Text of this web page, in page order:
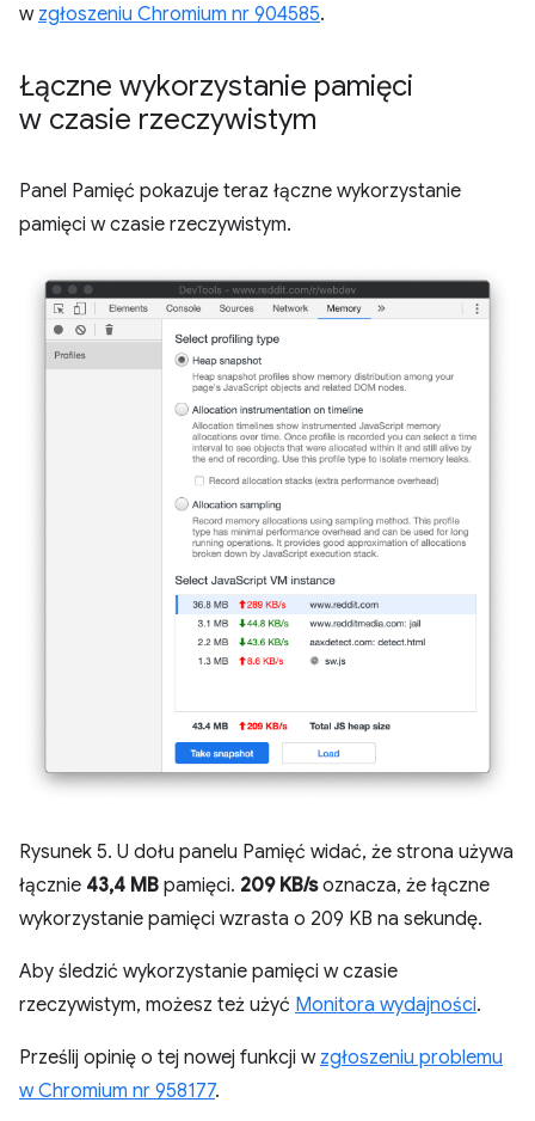
w zgłoszeniu Chromium nr 904585.
Łączne wykorzystanie pamięci
w czasie rzeczywistym
Panel Pamięć pokazuje teraz łączne wykorzystanie
pamięci w czasie rzeczywistym.
Rysunek 5. U dołu panelu Pamięć widać, że strona używa
łącznie 43,4 MB pamięci. 209 KB/soznacza, że łączne
wykorzystanie pamięci wzrasta o 209 KB na sekundę.
Aby śledzić wykorzystanie pamięci w czasie
rzeczywistym, możesz też użyć Monitora wydajności.
Prześlij opinię o tej nowej funkcji w zgłoszeniu problemu
w Chromium nr 958177.